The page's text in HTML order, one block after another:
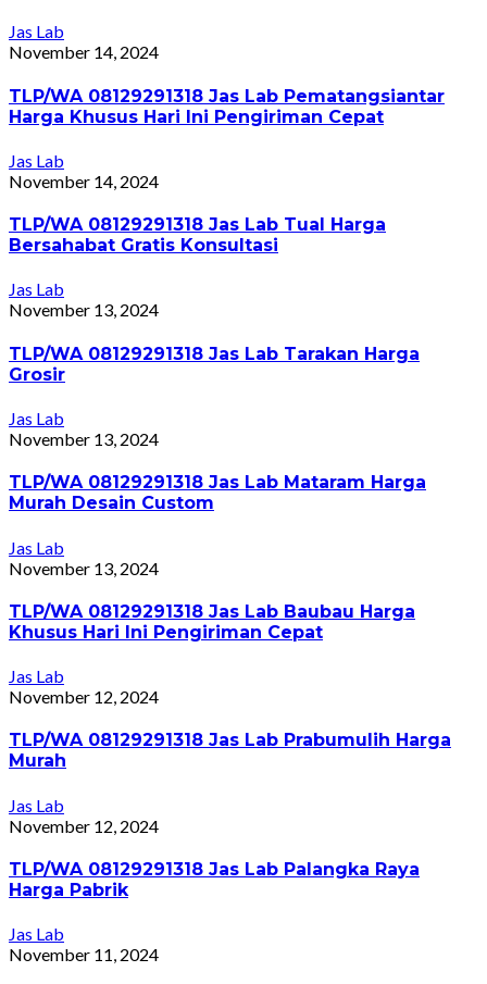
Jas Lab
November 14, 2024
TLP/WA 08129291318 Jas Lab Pematangsiantar
Harga Khusus Hari Ini Pengiriman Cepat
Jas Lab
November 14, 2024
TLP/WA 08129291318 Jas Lab Tual Harga
Bersahabat Gratis Konsultasi
Jas Lab
November 13, 2024
TLP/WA 08129291318 Jas Lab Tarakan Harga
Grosir
Jas Lab
November 13, 2024
TLP/WA 08129291318 Jas Lab Mataram Harga
Murah Desain Custom
Jas Lab
November 13, 2024
TLP/WA 08129291318 Jas Lab Baubau Harga
Khusus Hari Ini Pengiriman Cepat
Jas Lab
November 12, 2024
TLP/WA 08129291318 Jas Lab Prabumulih Harga
Murah
Jas Lab
November 12, 2024
TLP/WA 08129291318 Jas Lab Palangka Raya
Harga Pabrik
Jas Lab
November 11, 2024